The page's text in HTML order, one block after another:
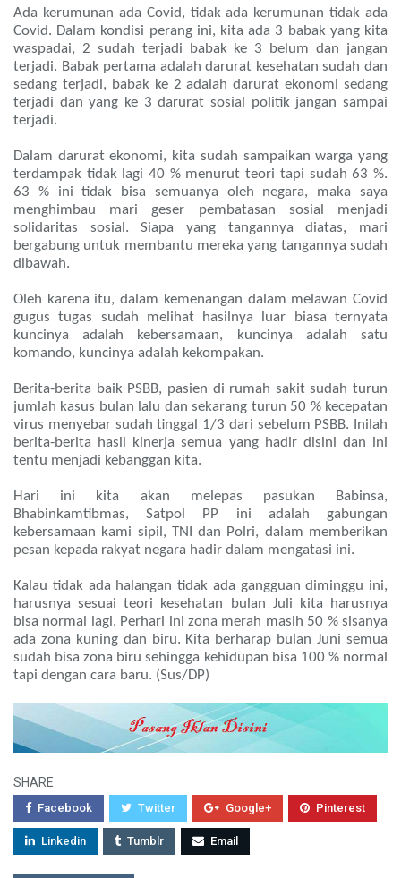
Ada kerumunan ada Covid, tidak ada kerumunan tidak ada
Covid. Dalam kondisi perang ini, kita ada 3 babak yang kita
waspadai, 2 sudah terjadi babak ke 3 belum dan jangan
terjadi. Babak pertama adalah darurat kesehatan sudah dan
sedang terjadi, babak ke 2 adalah darurat ekonomi sedang
terjadi dan yang ke 3 darurat sosial politik jangan sampai
terjadi.
Dalam darurat ekonomi, kita sudah sampaikan warga yang
terdampak tidak lagi 40 % menurut teori tapi sudah 63 %.
63 % ini tidak bisa semuanya oleh negara, maka saya
menghimbau mari geser pembatasan sosial menjadi
solidaritas sosial. Siapa yang tangannya diatas, mari
bergabung untuk membantu mereka yang tangannya sudah
dibawah.
Oleh karena itu, dalam kemenangan dalam melawan Covid
gugus tugas sudah melihat hasilnya luar biasa ternyata
kuncinya adalah kebersamaan, kuncinya adalah satu
komando, kuncinya adalah kekompakan.
Berita-berita baik PSBB, pasien di rumah sakit sudah turun
jumlah kasus bulan lalu dan sekarang turun 50 % kecepatan
virus menyebar sudah tinggal 1/3 dari sebelum PSBB. Inilah
berita-berita hasil kinerja semua yang hadir disini dan ini
tentu menjadi kebanggan kita.
Hari ini kita akan melepas pasukan Babinsa,
Bhabinkamtibmas, Satpol PP ini adalah gabungan
kebersamaan kami sipil, TNI dan Polri, dalam memberikan
pesan kepada rakyat negara hadir dalam mengatasi ini.
Kalau tidak ada halangan tidak ada gangguan diminggu ini,
harusnya sesuai teori kesehatan bulan Juli kita harusnya
bisa normal lagi. Perhari ini zona merah masih 50 % sisanya
ada zona kuning dan biru. Kita berharap bulan Juni semua
sudah bisa zona biru sehingga kehidupan bisa 100 % normal
tapi dengan cara baru. (Sus/DP)
SHARE
Facebook Twitter Google+ Pinterest
Linkedin Tumblr Email